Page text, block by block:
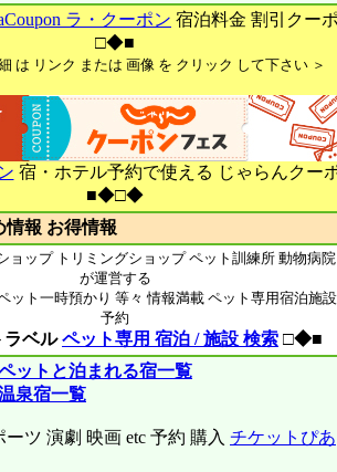
ラ・クーポン 宿泊料金 割引クー
□◆■
は リンク または 画像 を クリック して下さい ＞
宿・ホテル予約で使える じゃらんクー
■◆□◆
情報 お得情報
ョップ トリミングショップ ペット訓練所 動物病
が運営する
ット一時預かり 等々 情報満載 ペット専用宿泊施
予約
ベルペット専用 宿泊 / 施設 検索 □◆■
ットと泊まれる宿一覧
泉宿一覧
ツ 演劇 映画 etc 予約 購入 チケットぴあ